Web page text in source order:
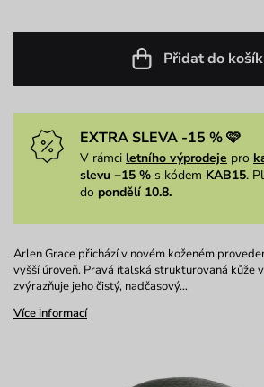
Přidat do
EXTRA SLEVA -15 % 🩷
V rámci letního výprodeje pro
slevu −15 % s kódem KAB15.
do pondělí 10.8.
Arlen Grace přichází v novém koženém
vyšší úroveň. Pravá italská strukturovaná kůže
zvýrazňuje jeho čistý, nadčasový…
Více informací